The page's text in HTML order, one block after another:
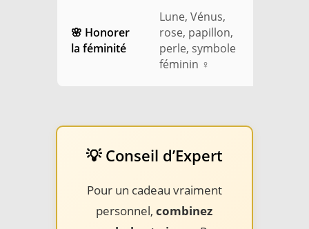
🌸 Honorer
la féminité
Lune, Vénus,
rose, papillon,
perle, symbole
féminin ♀
💡 Conseil d’Expert
Pour un cadeau vraiment
personnel,combinez